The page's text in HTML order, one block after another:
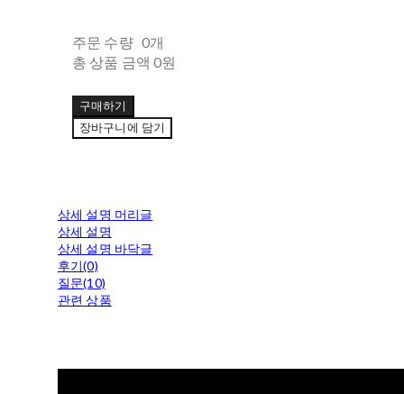
주문 수량 0개
총 상품 금액 0원
구매하기
장바구니에 담기
상세 설명 머리글
상세 설명
상세 설명 바닥글
후기(0)
질문(10)
관련 상품